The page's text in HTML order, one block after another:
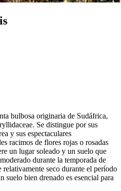
bulbosa originaria de Sudáfrica,
Se distingue por sus
y sus espectaculares
racimos de flores rojas o rosadas
un lugar soleado y un suelo que
durante la temporada de
relativamente seco durante el período
suelo bien drenado es esencial para